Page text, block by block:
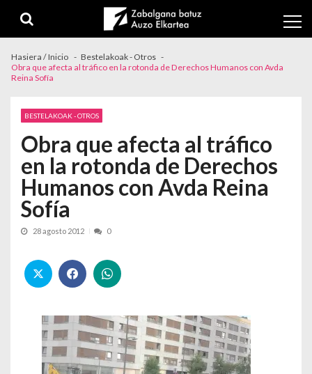
Hasiera / Inicio
Bestelakoak - Otros
Obra que afecta al tráfico en la rotonda de Derechos Humanos con Avda
Reina Sofía
BESTELAKOAK - OTROS
Obra que afecta al tráfico
en la rotonda de Derechos
Humanos con Avda Reina
Sofía
28 agosto 2012 0